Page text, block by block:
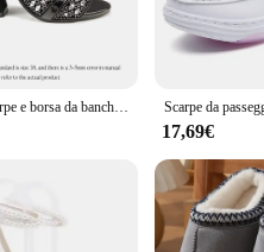
woman's collection. The chic
in standard sizes, catering to a
social event. The wholesale and
QSGFC scarpe e borsa da banchetto da donna in stile italiano con decorazione di strass borsa piccola tridimensionale abbinata a tacco alto da donna
17,69€